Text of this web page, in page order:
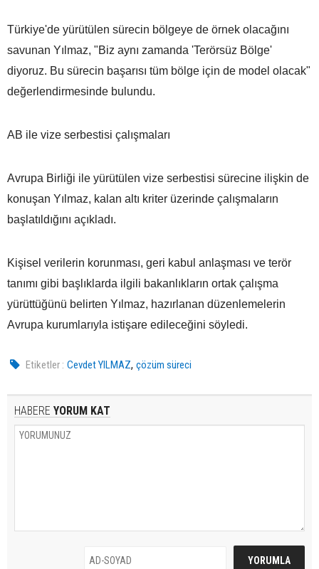
Türkiye'de yürütülen sürecin bölgeye de örnek olacağını
savunan Yılmaz, "Biz aynı zamanda 'Terörsüz Bölge'
diyoruz. Bu sürecin başarısı tüm bölge için de model olacak"
değerlendirmesinde bulundu.
AB ile vize serbestisi çalışmaları
Avrupa Birliği ile yürütülen vize serbestisi sürecine ilişkin de
konuşan Yılmaz, kalan altı kriter üzerinde çalışmaların
başlatıldığını açıkladı.
Kişisel verilerin korunması, geri kabul anlaşması ve terör
tanımı gibi başlıklarda ilgili bakanlıkların ortak çalışma
yürüttüğünü belirten Yılmaz, hazırlanan düzenlemelerin
Avrupa kurumlarıyla istişare edileceğini söyledi.
Etiketler : Cevdet YILMAZ,çözüm süreci
HABERE YORUM KAT